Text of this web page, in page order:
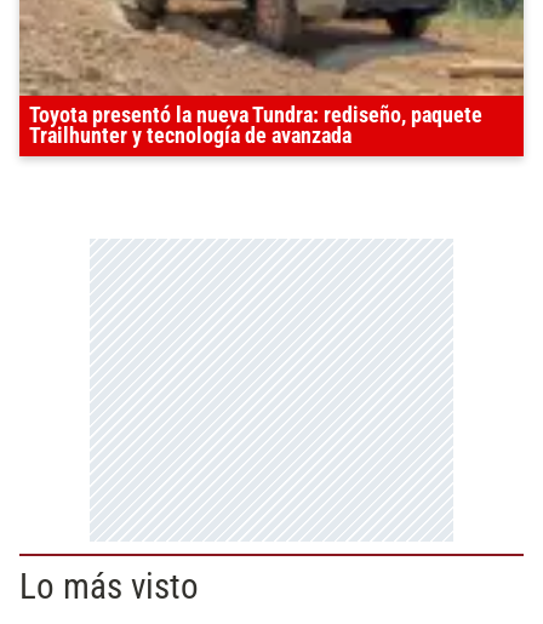
Toyota presentó la nueva Tundra: rediseño, paquete
Trailhunter y tecnología de avanzada
Lo más visto